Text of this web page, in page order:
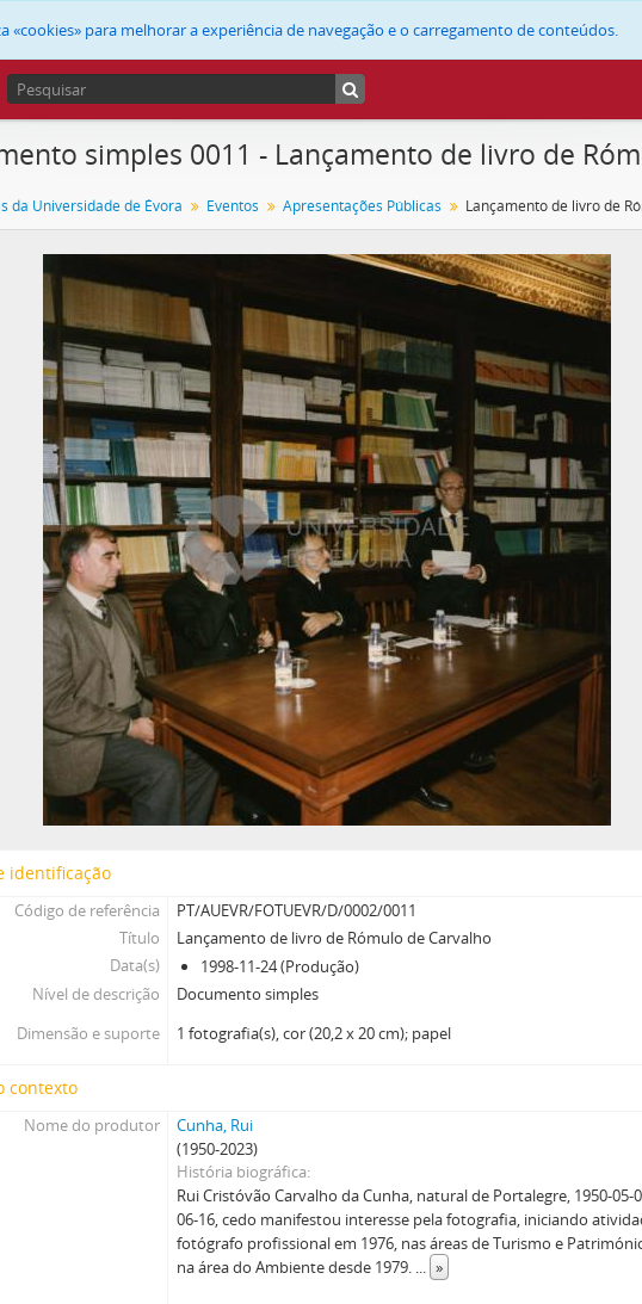
«cookies» para melhorar a experiência de navegação e o carregamento de conteúdos.
simples 0011 - Lançamento de livro de
da Universidade de Évora Eventos Apresentações Públicas
identificação
Código de referência
PT/AUEVR/FOTUEVR/D/0002/0011
Título
Lançamento de livro de Rómulo de Carvalho
Data(s)
1998-11-24 (Produção)
Nível de descrição
Documento simples
Dimensão e suporte
1 fotografia(s), cor (20,2 x 20 cm); papel
contexto
Nome do produtor
Cunha, Rui
(1950-2023)
História biográfica
Rui Cristóvão Carvalho da Cunha, natural de Portalegre, 1950-05-
06-16, cedo manifestou interesse pela fotografia, iniciando
fotógrafo profissional em 1976, nas áreas de Turismo e
na área do Ambiente desde 1979. ... »